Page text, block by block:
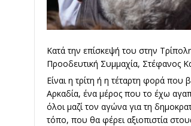
Κατά την επίσκεψή του στην
Προοδευτική Συμμαχία, Στέφανος
Είναι η τρίτη ή η τέταρτη φορά που
Αρκαδία, ένα μέρος που το έχω
όλοι μαζί τον αγώνα για τη
τόπο, που θα φέρει αξιοπιστία